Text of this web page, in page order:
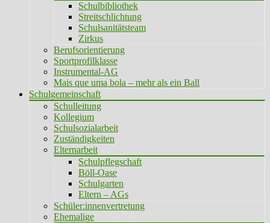
Schulbibliothek
Streitschlichtung
Schulsanitätsteam
Zirkus
Berufsorientierung
Sportprofilklasse
Instrumental-AG
Mais que uma bola – mehr als ein Ball
Schulgemeinschaft
Schulleitung
Kollegium
Schulsozialarbeit
Zuständigkeiten
Elternarbeit
Schulpflegschaft
Böll-Oase
Schulgarten
Eltern – AGs
Schüler:innenvertretung
Ehemalige